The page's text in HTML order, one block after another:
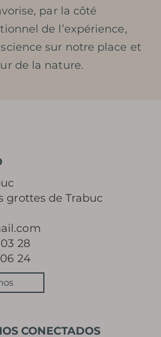
par la côté
de l’expérience,
sur notre place et
de la nature.
grottes de Trabuc
28
24
CONECTADOS